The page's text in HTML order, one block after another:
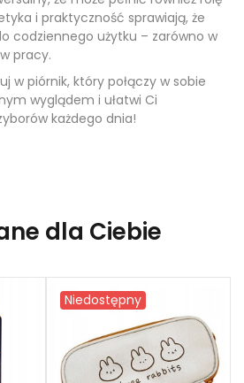
i praktyczność sprawiają, że
codziennego użytku – zarówno w
pracy.
w piórnik, który połączy w sobie
wyglądem i ułatwi Ci
każdego dnia!
dla Ciebie
Niedostępny